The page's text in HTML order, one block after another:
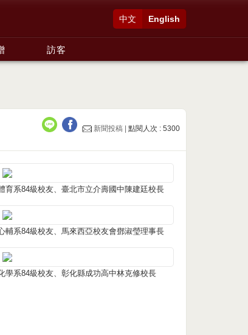
English
中文
訪客
新聞投稿 |點閱人次 : 5300
育系84級校友、臺北市立介壽國中陳建廷校長
輔系84級校友、馬來西亞校友會鄧淑瑩理事長
學系84級校友、彰化縣成功高中林克修校長